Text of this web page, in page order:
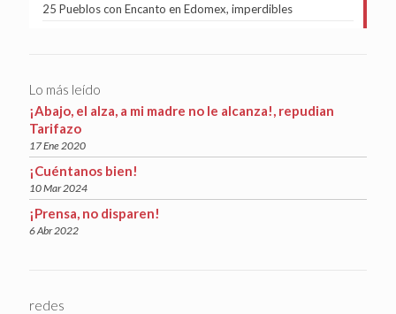
25 Pueblos con Encanto en Edomex, imperdibles
Lo más leído
¡Abajo, el alza, a mi madre no le alcanza!, repudian
Tarifazo
17 Ene 2020
¡Cuéntanos bien!
10 Mar 2024
¡Prensa, no disparen!
6 Abr 2022
redes